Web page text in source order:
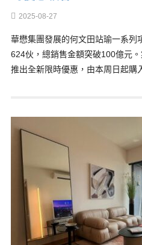
2025-08-27
華懋集團發展的何文田站瑜一系列
624伙，總銷售金額突破100億元
推出全新限時優惠，由本周日起購